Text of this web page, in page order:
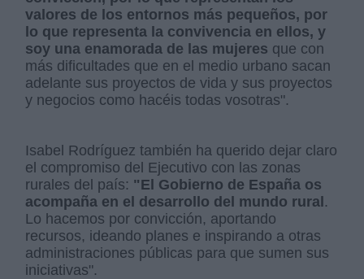
valores de los entornos más pequeños, por
lo que representa la convivencia en ellos, y
soy una enamorada de las mujeres que con
más dificultades que en el medio urbano sacan
adelante sus proyectos de vida y sus proyectos
y negocios como hacéis todas vosotras".
Isabel Rodríguez también ha querido dejar claro
el compromiso del Ejecutivo con las zonas
rurales del país: "El Gobierno de España os
acompaña en el desarrollo del mundo rural.
Lo hacemos por convicción, aportando
recursos, ideando planes e inspirando a otras
administraciones públicas para que sumen sus
iniciativas".